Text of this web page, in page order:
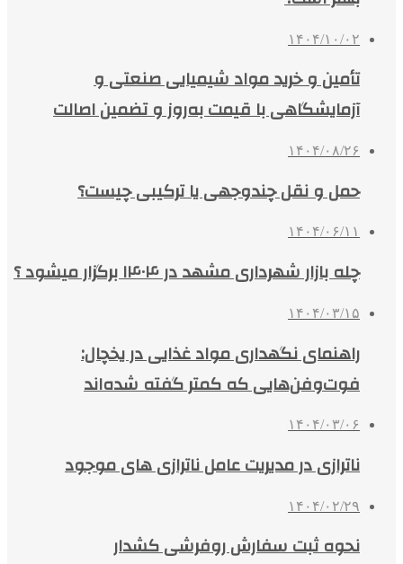
۱۴۰۴/۱۰/۰۲
تأمین و خرید مواد شیمیایی صنعتی و
آزمایشگاهی با قیمت به‌روز و تضمین اصالت
۱۴۰۴/۰۸/۲۶
حمل و نقل چندوجهی یا ترکیبی چیست؟
۱۴۰۴/۰۶/۱۱
چله بازار شهرداری مشهد در ۱۴۰۴ برگزار میشود ؟
۱۴۰۴/۰۳/۱۵
راهنمای نگهداری مواد غذایی در یخچال:
فوت‌وفن‌هایی که کمتر گفته شده‌اند
۱۴۰۴/۰۳/۰۶
ناترازی در مدیریت عامل ناترازی های موجود
۱۴۰۴/۰۲/۲۹
نحوه ثبت سفارش روفرشی کشدار